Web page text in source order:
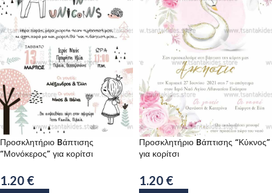
Προσκλητήριο Bάπτισης
“Μονόκερος” για κορίτσι
1.20 €
Προσκλητήριο Bάπτισης “Κύκνος”
για κορίτσι
1.20 €